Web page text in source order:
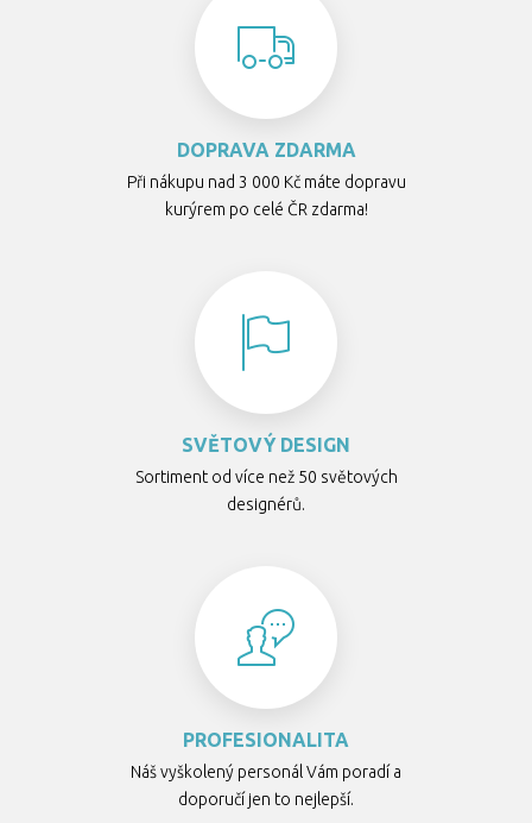
DOPRAVA ZDARMA
Při nákupu nad 3 000 Kč máte dopravu
kurýrem po celé ČR zdarma!
SVĚTOVÝ DESIGN
Sortiment od více než 50 světových
designérů.
PROFESIONALITA
Náš vyškolený personál Vám poradí a
doporučí jen to nejlepší.